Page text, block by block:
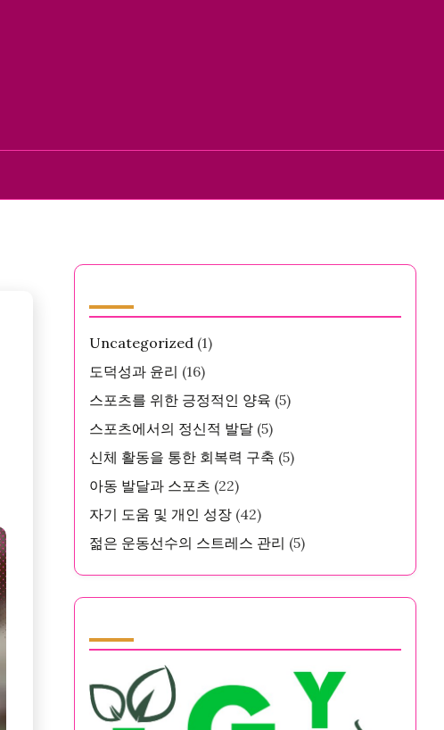
Uncategorized(1)
도덕성과 윤리 (16)
스포츠를 위한 긍정적인 양육 (5)
스포츠에서의 정신적 발달(5)
신체 활동을 통한 회복력 구축 (5)
아동 발달과 스포츠 (22)
자기 도움 및 개인 성장(42)
젊은 운동선수의 스트레스 관리 (5)